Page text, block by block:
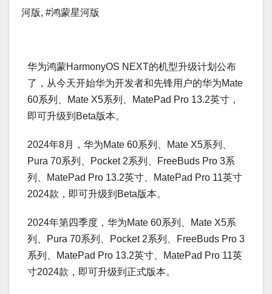
河版, #鸿蒙星河版
华为鸿蒙HarmonyOS NEXT的机型升级计划公布
了，从今天开始华为开发者和先锋用户的华为Mate
60系列、Mate X5系列、MatePad Pro 13.2英寸，
即可升级到Beta版本。
2024年8月，华为Mate 60系列、Mate X5系列、
Pura 70系列、Pocket 2系列、FreeBuds Pro 3系
列、MatePad Pro 13.2英寸、MatePad Pro 11英寸
2024款，即可升级到Beta版本。
2024年第四季度，华为Mate 60系列、Mate X5系
列、Pura 70系列、Pocket 2系列、FreeBuds Pro 3
系列、MatePad Pro 13.2英寸、MatePad Pro 11英
寸2024款，即可升级到正式版本。